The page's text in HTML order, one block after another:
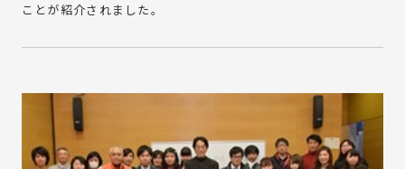
ことが紹介されました。